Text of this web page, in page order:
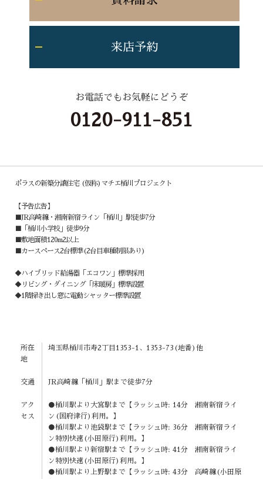
来店予約
お電話でもお気軽にどうぞ
0120-911-851
ポラスの新築分譲住宅 (仮称)マチエ桶川プロジェクト
【予告広告】
■JR高崎線・湘南新宿ライン「桶川」駅徒歩7分
■「桶川小学校」徒歩9分
■敷地面積120m2以上
■カースペース2台標準(2台目車種制限あり)
◆ハイブリッド給湯器「エコワン」標準採用
◆リビング・ダイニング「床暖房」標準設置
◆1階掃き出し窓に電動シャッター標準設置
所在
地
埼玉県桶川市寿2丁目1353-1、1353-73(地番)他
交通 JR高崎線「桶川」駅まで徒歩7分
アク
セス
●桶川駅より大宮駅まで【ラッシュ時: 14分 湘南新宿ライ
ン(国府津行)利用。】
●桶川駅より池袋駅まで【ラッシュ時: 36分 湘南新宿ライ
ン特別快速(小田原行)利用。】
●桶川駅より新宿駅まで【ラッシュ時: 41分 湘南新宿ライ
ン特別快速(小田原行)利用。】
●桶川駅より上野駅まで【ラッシュ時: 43分 高崎線(小田原